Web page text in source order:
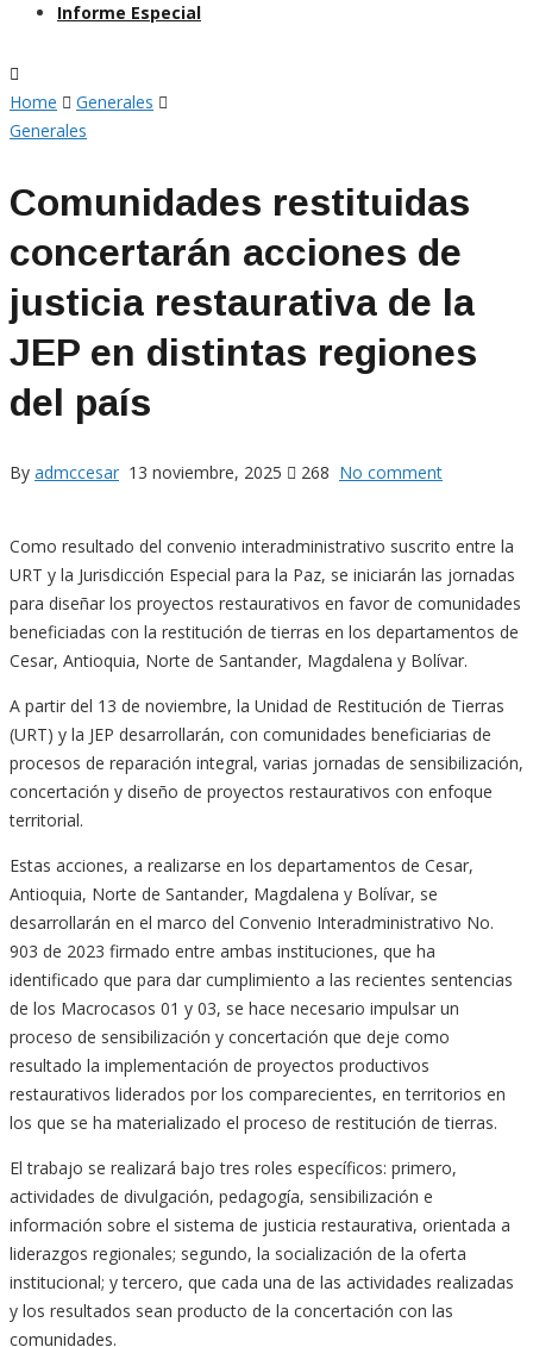
Informe Especial
Home
Generales
Generales
Comunidades restituidas
concertarán acciones de
justicia restaurativa de la
JEP en distintas regiones
del país
By admccesar 13 noviembre, 2025 268 No comment
Como resultado del convenio interadministrativo suscrito entre la
URT y la Jurisdicción Especial para la Paz, se iniciarán las jornadas
para diseñar los proyectos restaurativos en favor de comunidades
beneficiadas con la restitución de tierras en los departamentos de
Cesar, Antioquia, Norte de Santander, Magdalena y Bolívar.
A partir del 13 de noviembre, la Unidad de Restitución de Tierras
(URT) y la JEP desarrollarán, con comunidades beneficiarias de
procesos de reparación integral, varias jornadas de sensibilización,
concertación y diseño de proyectos restaurativos con enfoque
territorial.
Estas acciones, a realizarse en los departamentos de Cesar,
Antioquia, Norte de Santander, Magdalena y Bolívar, se
desarrollarán en el marco del Convenio Interadministrativo No.
903 de 2023 firmado entre ambas instituciones, que ha
identificado que para dar cumplimiento a las recientes sentencias
de los Macrocasos 01 y 03, se hace necesario impulsar un
proceso de sensibilización y concertación que deje como
resultado la implementación de proyectos productivos
restaurativos liderados por los comparecientes, en territorios en
los que se ha materializado el proceso de restitución de tierras.
El trabajo se realizará bajo tres roles específicos: primero,
actividades de divulgación, pedagogía, sensibilización e
información sobre el sistema de justicia restaurativa, orientada a
liderazgos regionales; segundo, la socialización de la oferta
institucional; y tercero, que cada una de las actividades realizadas
y los resultados sean producto de la concertación con las
comunidades.